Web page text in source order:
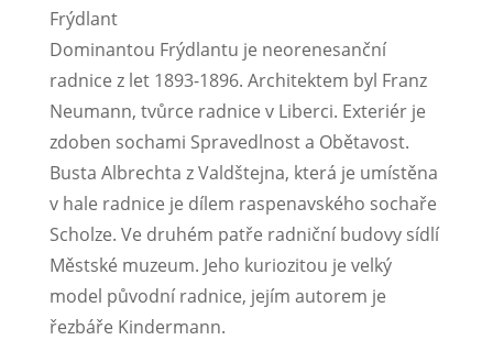
Frýdlant
Dominantou Frýdlantu je neorenesanční
radnice z let 1893-1896. Architektem byl Franz
Neumann, tvůrce radnice v Liberci. Exteriér je
zdoben sochami Spravedlnost a Obětavost.
Busta Albrechta z Valdštejna, která je umístěna
v hale radnice je dílem raspenavského sochaře
Scholze. Ve druhém patře radniční budovy sídlí
Městské muzeum. Jeho kuriozitou je velký
model původní radnice, jejím autorem je
řezbáře Kindermann.